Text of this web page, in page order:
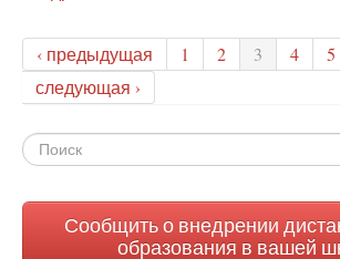
оптимизированной
алтайской
школы
выставили
‹ предыдущая 1 2 3 4 5
следующая ›
Форма
Сообщить о внедрении
образования в вашей